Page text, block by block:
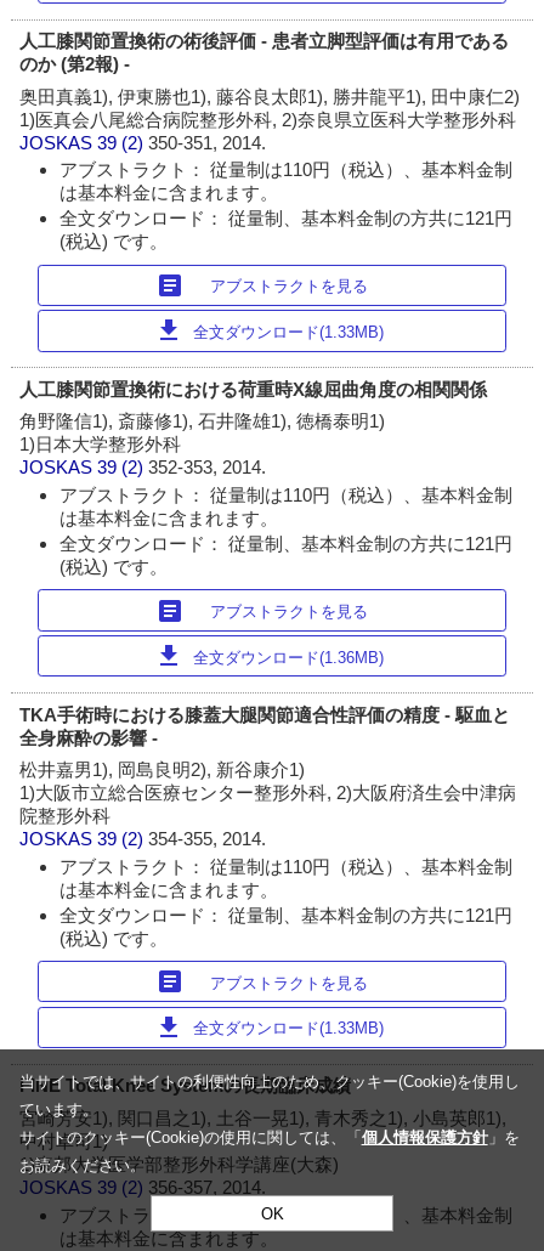
人工膝関節置換術の術後評価 - 患者立脚型評価は有用である
のか (第2報) -
奥田真義1), 伊東勝也1), 藤谷良太郎1), 勝井龍平1), 田中康仁2)
1)医真会八尾総合病院整形外科, 2)奈良県立医科大学整形外科
JOSKAS 39 (2)350-351, 2014.
アブストラクト： 従量制は110円（税込）、基本料金制
は基本料金に含まれます。
全文ダウンロード： 従量制、基本料金制の方共に121円
(税込) です。
article アブストラクトを見る
download 全文ダウンロード(1.33MB)
人工膝関節置換術における荷重時X線屈曲角度の相関関係
角野隆信1), 斎藤修1), 石井隆雄1), 徳橋泰明1)
1)日本大学整形外科
JOSKAS 39 (2)352-353, 2014.
アブストラクト： 従量制は110円（税込）、基本料金制
は基本料金に含まれます。
全文ダウンロード： 従量制、基本料金制の方共に121円
(税込) です。
article アブストラクトを見る
download 全文ダウンロード(1.36MB)
TKA手術時における膝蓋大腿関節適合性評価の精度 - 駆血と
全身麻酔の影響 -
松井嘉男1), 岡島良明2), 新谷康介1)
1)大阪市立総合医療センター整形外科, 2)大阪府済生会中津病
院整形外科
JOSKAS 39 (2)354-355, 2014.
アブストラクト： 従量制は110円（税込）、基本料金制
は基本料金に含まれます。
全文ダウンロード： 従量制、基本料金制の方共に121円
(税込) です。
article アブストラクトを見る
download 全文ダウンロード(1.33MB)
FINE Total Knee Systemの長期臨床成績
宮崎芳安1), 関口昌之1), 土谷一晃1), 青木秀之1), 小島英郎1),
中村卓司1)
1)東邦大学医学部整形外科学講座(大森)
JOSKAS 39 (2) 356-357, 2014.
アブストラクト： 従量制は110円（税込）、基本料金制
は基本料金に含まれます。
当サイトでは、サイトの利便性向上のため、クッキー(Cookie)を使用し
ています。
サイトのクッキー(Cookie)の使用に関しては、「 個人情報保護方針」を
お読みください。
OK